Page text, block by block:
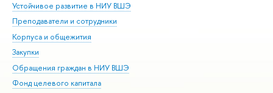
Устойчивое развитие в НИУ ВШЭ
Преподаватели и сотрудники
Корпуса и общежития
Закупки
Обращения граждан в НИУ ВШЭ
Фонд целевого капитала